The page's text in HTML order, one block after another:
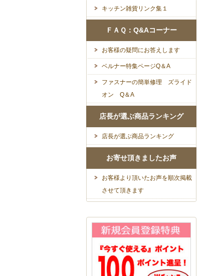
キッチン雑貨リンク集１
ＦＡＱ：Q&Aコーナー
お客様の疑問にお答えします
ベルナー特集ページQ＆A
ファスナーの簡単修理 ズライド
オン Q＆A
店長が選ぶ商品ランキング
店長が選ぶ商品ランキング
お寄せ頂きましたお声
お客様より頂いたお声を順次掲載
させて頂きます